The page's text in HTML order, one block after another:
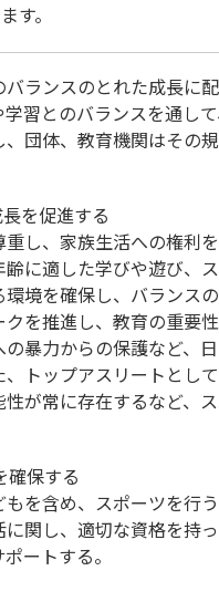
す。
ランスのとれた成長に
習とのバランスを通し
団体、教育機関はその
を促進する
し、家族生活への権利
に適した学びや遊び、
境を確保し、バランス
を推進し、教育の重要
暴力からの保護など、
トップアスリートとし
が常に存在するなど、
確保する
を含め、スポーツを行
関し、適切な資格を持
ートする。